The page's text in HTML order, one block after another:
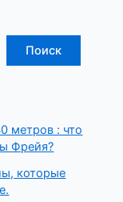
Поиск
метров : что
Фрейя?
которые